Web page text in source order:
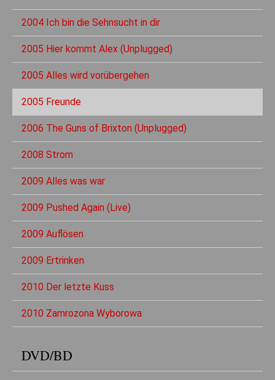
2004 Ich bin die Sehnsucht in dir
2005 Hier kommt Alex (Unplugged)
2005 Alles wird vorübergehen
2005 Freunde
2006 The Guns of Brixton (Unplugged)
2008 Strom
2009 Alles was war
2009 Pushed Again (Live)
2009 Auflösen
2009 Ertrinken
2010 Der letzte Kuss
2010 Zamrozona Wyborowa
DVD/BD